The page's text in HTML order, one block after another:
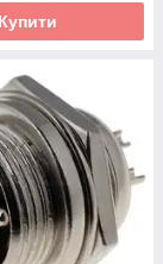
Купити